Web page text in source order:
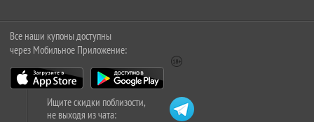
Все наши купоны доступны
через Мобильное Приложение:
Ищите скидки поблизости,
не выходя из чата: